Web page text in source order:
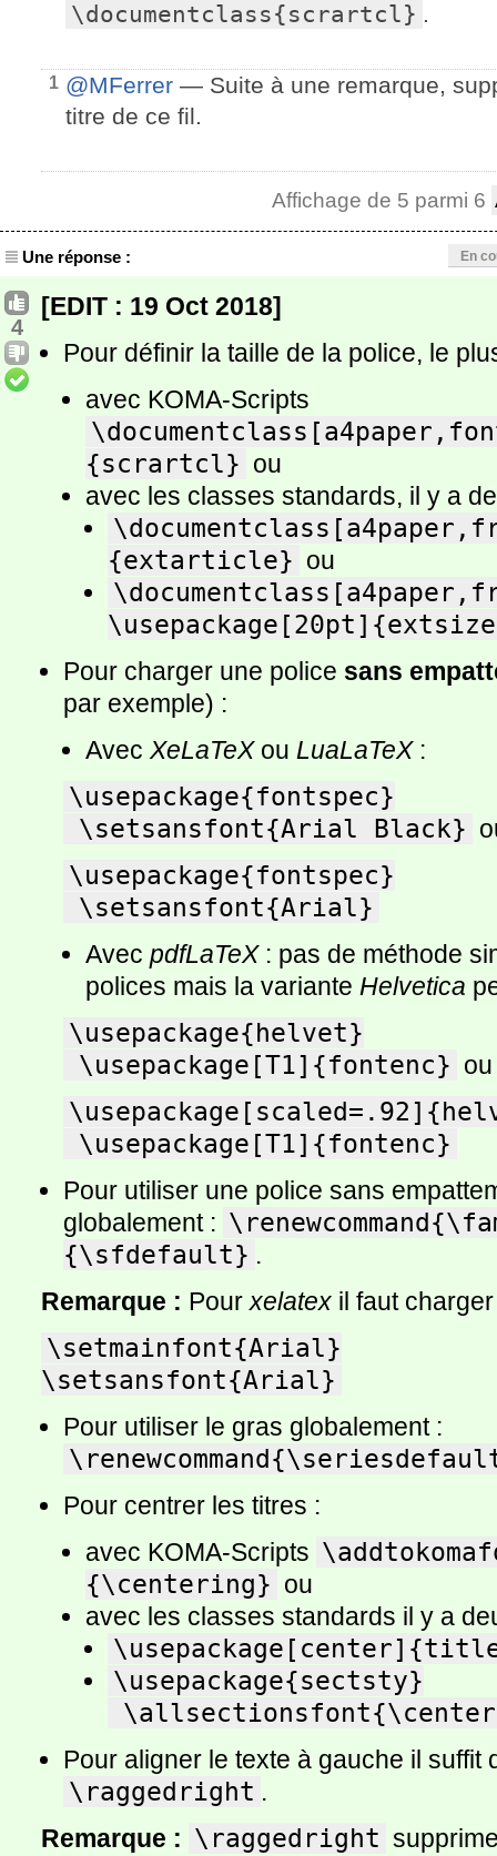
\documentclass{scrartcl} .
1 @MFerrer — Suite à une remarque,
titre de ce fil.
Affichage de 5 parmi 6
Une réponse : En
4
[EDIT : 19 Oct 2018]
Pour définir la taille de la police, le
avec KOMA-Scripts
{scrartcl} ou
avec les classes standards, il y a
{extarticle} ou
Pour charger une police sans
par exemple) :
Avec XeLaTeXou LuaLaTeX:
\usepackage{fontspec}
\setsansfont{Arial Black}
\usepackage{fontspec}
\setsansfont{Arial}
Avec pdfLaTeX: pas de méthode
polices mais la variante Helvetica
\usepackage{helvet}
\usepackage[T1]{fontenc} ou
\usepackage[T1]{fontenc}
Pour utiliser une police sans
globalement :
{\sfdefault} .
Remarque : Pour xelatex il faut
\setmainfont{Arial}
\setsansfont{Arial}
Pour utiliser le gras globalement :
Pour centrer les titres :
avec KOMA-Scripts
{\centering} ou
avec les classes standards il y a
\usepackage{sectsty}
Pour aligner le texte à gauche il suffit
\raggedright .
Remarque : \raggedright